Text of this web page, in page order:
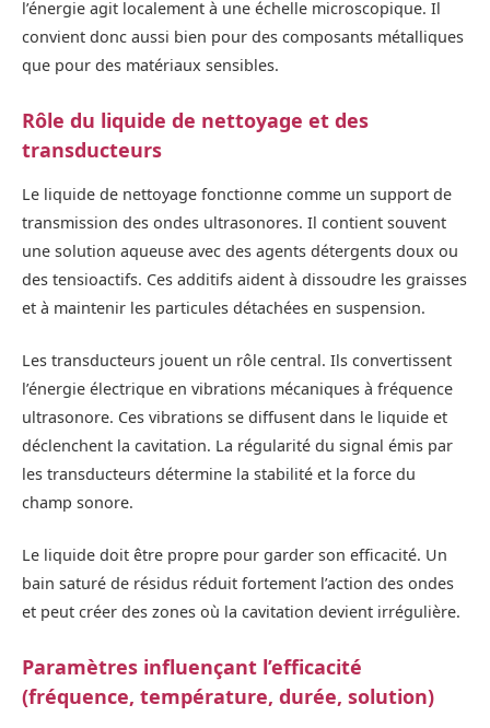
l’énergie agit localement à une échelle microscopique. Il
convient donc aussi bien pour des composants métalliques
que pour des matériaux sensibles.
Rôle du liquide de nettoyage et des
transducteurs
Le liquide de nettoyage fonctionne comme un support de
transmission des ondes ultrasonores. Il contient souvent
une solution aqueuse avec des agents détergents doux ou
des tensioactifs. Ces additifs aident à dissoudre les graisses
et à maintenir les particules détachées en suspension.
Les transducteurs jouent un rôle central. Ils convertissent
l’énergie électrique en vibrations mécaniques à fréquence
ultrasonore. Ces vibrations se diffusent dans le liquide et
déclenchent la cavitation. La régularité du signal émis par
les transducteurs détermine la stabilité et la force du
champ sonore.
Le liquide doit être propre pour garder son efficacité. Un
bain saturé de résidus réduit fortement l’action des ondes
et peut créer des zones où la cavitation devient irrégulière.
Paramètres influençant l’efficacité
(fréquence, température, durée, solution)